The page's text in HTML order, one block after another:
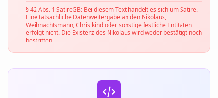
§ 42 Abs. 1 SatireGB: Bei diesem Text handelt es sich um Satire.
Eine tatsächliche Datenweitergabe an den Nikolaus,
Weihnachtsmann, Christkind oder sonstige festliche Entitäten
erfolgt nicht. Die Existenz des Nikolaus wird weder bestätigt noch
bestritten.